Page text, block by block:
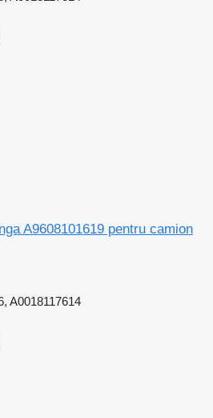
A9608101619 pentru camion
A0018117614